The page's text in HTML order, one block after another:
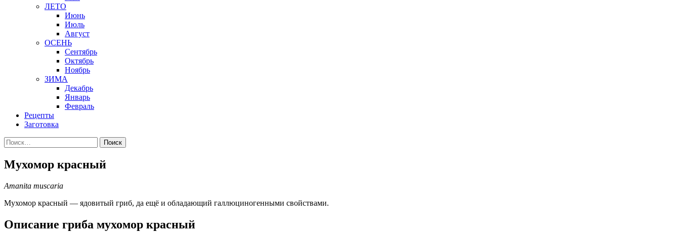
ЛЕТО
Июнь
Июль
Август
ОСЕНЬ
Сентябрь
Октябрь
Ноябрь
ЗИМА
Декабрь
Январь
Февраль
Рецепты
Заготовка
Найти:
Мухомор красный
Amanita muscaria
Мухомор красный — ядовитый гриб, да ещё и обладающий галлюциногенными свойствами.
Описание гриба мухомор красный